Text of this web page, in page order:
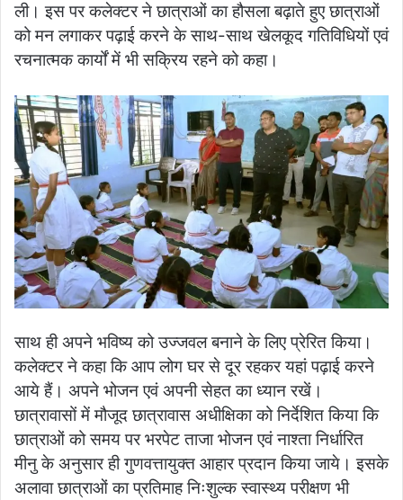
ली। इस पर कलेक्टर ने छात्राओं का हौसला बढ़ाते हुए छात्राओं
को मन लगाकर पढ़ाई करने के साथ-साथ खेलकूद गतिविधियों एवं
रचनात्मक कार्यों में भी सक्रिय रहने को कहा।
साथ ही अपने भविष्य को उज्जवल बनाने के लिए प्रेरित किया।
कलेक्टर ने कहा कि आप लोग घर से दूर रहकर यहां पढ़ाई करने
आये हैं। अपने भोजन एवं अपनी सेहत का ध्यान रखें।
छात्रावासों में मौजूद छात्रावास अधीक्षिका को निर्देशित किया कि
छात्राओं को समय पर भरपेट ताजा भोजन एवं नाश्ता निर्धारित
मीनु के अनुसार ही गुणवत्तायुक्त आहार प्रदान किया जाये। इसके
अलावा छात्राओं का प्रतिमाह निःशुल्क स्वास्थ्य परीक्षण भी